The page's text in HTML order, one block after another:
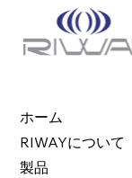
ホーム
RIWAYについて
製品